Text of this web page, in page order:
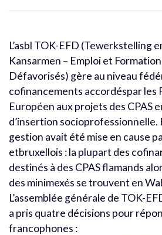
L’asbl TOK-EFD (Tewerkstelling
Kansarmen – Emploi et
Défavorisés) gère au niveau
cofinancements accordéspar les
Européen aux projets des CPAS
d’insertion socioprofessionnelle.
gestion avait été mise en cause
etbruxellois : la plupart des
destinés à des CPAS flamands
des minimexés se trouvent en
L’assemblée générale de TOK-
a pris quatre décisions pour
francophones :